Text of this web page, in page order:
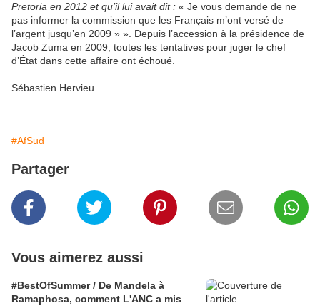
Pretoria en 2012 et qu’il lui avait dit : « Je vous demande de ne
pas informer la commission que les Français m’ont versé de
l’argent jusqu’en 2009 » ». Depuis l’accession à la présidence de
Jacob Zuma en 2009, toutes les tentatives pour juger le chef
d’État dans cette affaire ont échoué.
Sébastien Hervieu
#AfSud
Partager
Vous aimerez aussi
#BestOfSummer / De Mandela à
Ramaphosa, comment L'ANC a mis